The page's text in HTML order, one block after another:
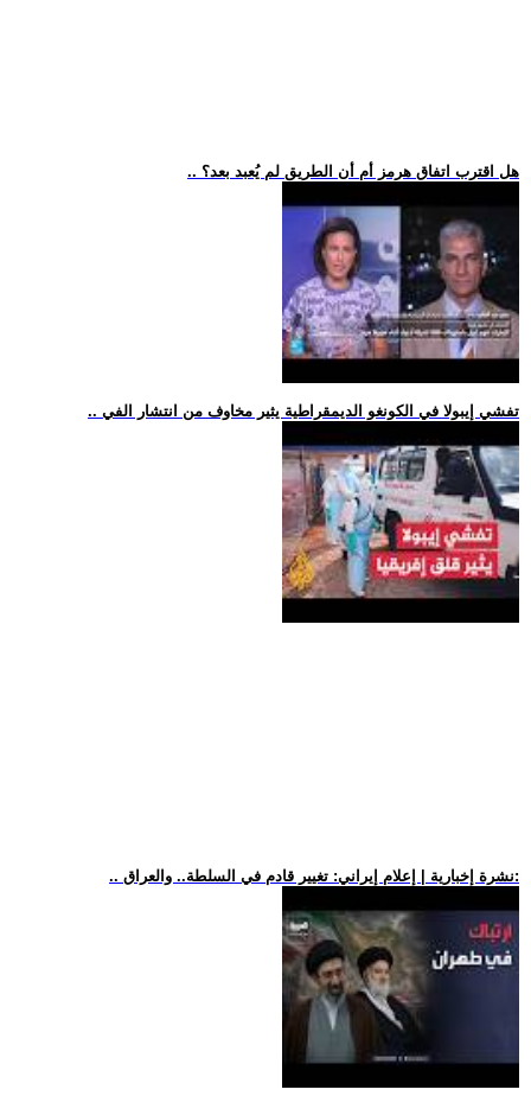
.. هل اقترب اتفاق هرمز أم أن الطريق لم يُعبد بعد؟
.. تفشي إيبولا في الكونغو الديمقراطية يثير مخاوف من انتشار الفي
.. نشرة إخبارية | إعلام إيراني: تغيير قادم في السلطة.. والعراق: